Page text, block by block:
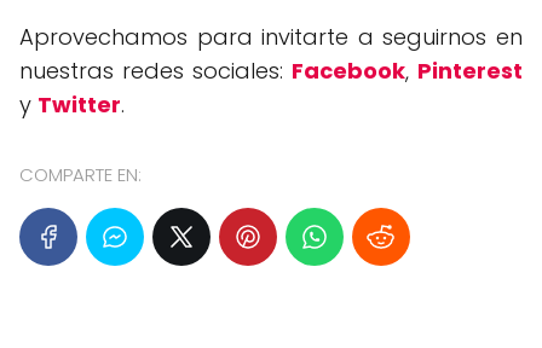
Aprovechamos para invitarte a seguirnos en
nuestras redes sociales: Facebook, Pinterest
y Twitter.
COMPARTE EN: